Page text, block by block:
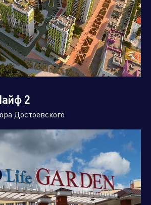
2
Достоевского